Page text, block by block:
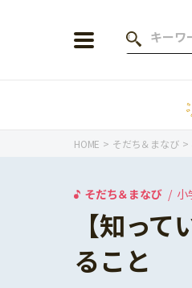
年齢から探す
HOME そだち＆まなび
そだち＆まなび 小
【知っ
ること